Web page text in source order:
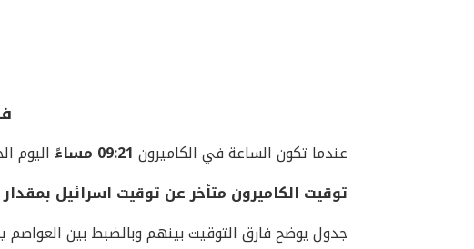
عندما تكون الساعة في الكاميرون 09:21 مساءً اليوم الجمعة 07 أغسطس 2026
توقيت الكاميرون متأخر عن توقيت اسرائيل
جدول يوضح فارق التوقيت بينهم وبالضبط بين العواصم